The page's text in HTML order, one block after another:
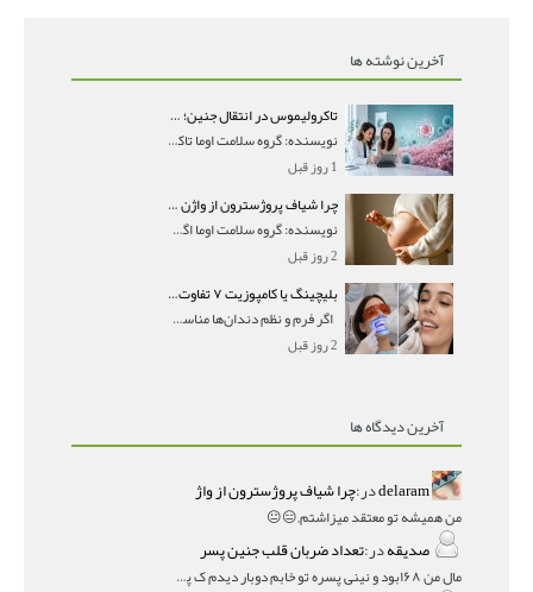
آخرین نوشته ها
تاکرولیموس در انتقال جنین؛ آیا شانس لانه‌گزینی را افزایش می‌دهد؟
نویسنده: گروه سلامت اوما تاکرولیموس در انتقال جنین
1 روز قبل
چرا شیاف پروژسترون از واژن بیرون می‌ریزد؟ میزان جذب و زمان صحیح مصرف
نویسنده: گروه سلامت اوما اگر بعد از گذاشتن شیاف پر
2 روز قبل
بلیچینگ یا کامپوزیت ۷ تفاوت مهم برای انتخاب درست
اگر فرم و نظم دندان‌ها مناسب است و مشکل
2 روز قبل
آخرین دیدگاه ها
delaramدر:چرا شیاف پروژسترون از واژ
من همیشه تو معتقد میزاشتم,,😑😐
صدیقهدر:تعداد ضربان قلب جنین پسر
مال من ۱۶۸بود و نینی پسره تو خابم دوبار دیدم ک پسره